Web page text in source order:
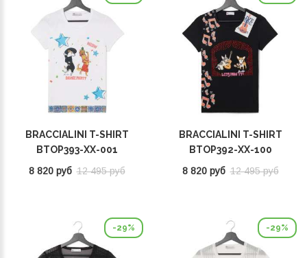
BRACCIALINI T-SHIRT
BTOP393-XX-001
8 820 руб 12 495 руб
BRACCIALINI T-SHIRT
BTOP392-XX-100
8 820 руб 12 495 руб
-29% -29%